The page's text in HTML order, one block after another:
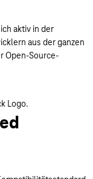
aktiv in der
aus der ganzen
Open-Source-